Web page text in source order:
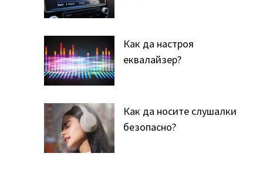
Как да настроя
еквалайзер?
Как да носите слушалки
безопасно?